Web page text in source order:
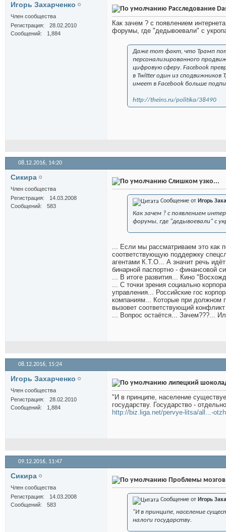
Игорь Захарченко
Член сообщества
Регистрация
28.02.2010
Сообщений
1,884
Расследование
Как зачем ? с появлением
форумы, где "дедывоевали" с
Даже тот факт, что Трамп
персонализированного
цифровую сферу. Facebook
в Twitter один из
имеет в Facebook больше
http://theins.ru/politika/38490
08.12.2016, 14:20
Сикира
Член сообщества
Регистрация
14.03.2008
Сообщений
583
Слишком узко...
Сообщение от Игорь
Как зачем ? с появлением
форумы, где "дедывоевали" с
... Если мы рассматриваем это как
соответствующую поддержку
агентами К.Т.О... А значит речь
бинарной паспортно - финансовой
... В итоге развития... Кино
... С точки зрения социально
управления... Российские гос
компаниям... Которые при должном
вызовет соответствующий
... Вопрос остаётся... Зачем???...
08.12.2016, 15:24
Игорь Захарченко
Член сообщества
Регистрация
28.02.2010
Сообщений
1,884
липецкий
"И в принципе, население
государству. Государство -
http://biz.liga.net/pervye-litsa/all...-
09.12.2016, 11:47
Сикира
Член сообщества
Регистрация
14.03.2008
Сообщений
583
Проблемы
Сообщение от Игорь
"И в принципе, население
налоги государству.